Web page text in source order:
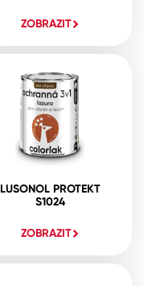
ZOBRAZIT
LUSONOL PROTEKT
S1024
ZOBRAZIT